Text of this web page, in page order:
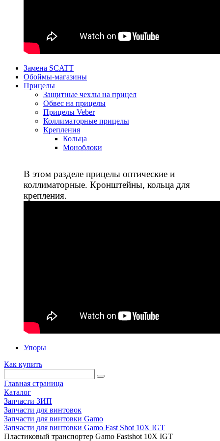
Замена SCATT
Обоймы-магазины
Прицелы
Защитные чехлы на прицел
Обвес на прицелы
Прицелы Veber
Коллиматорные прицелы
Крепления
Кольца
Моноблоки
В этом разделе прицелы оптические и
коллиматорные. Кронштейны, кольца для
крепления.
Упоры
Как купить
Главная страница
Каталог
Запчасти ЗИП
Запчасти для винтовок
Запчасти для винтовки Gamo
Запчасти для винтовки Gamo Fast Shot 10X IGT
Пластиковый транспортер Gamo Fastshot 10X IGT